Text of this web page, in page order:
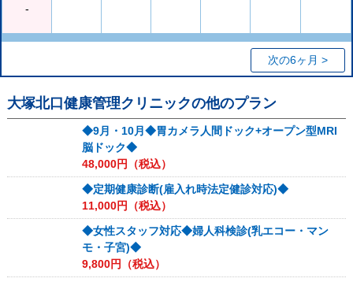
-
次の6ヶ月 >
大塚北口健康管理クリニックの他のプラン
◆9月・10月◆胃カメラ人間ドック+オープン型MRI
脳ドック◆
48,000円（税込）
◆定期健康診断(雇入れ時法定健診対応)◆
11,000円（税込）
◆女性スタッフ対応◆婦人科検診(乳エコー・マン
モ・子宮)◆
9,800円（税込）